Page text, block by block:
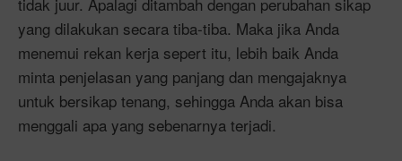
yang dilakukan secara tiba-tiba. Maka jika Anda
menemui rekan kerja sepert itu, lebih baik Anda
minta penjelasan yang panjang dan mengajaknya
untuk bersikap tenang, sehingga Anda akan bisa
menggali apa yang sebenarnya terjadi.